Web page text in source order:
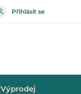
Přihlásit se
Výprodej